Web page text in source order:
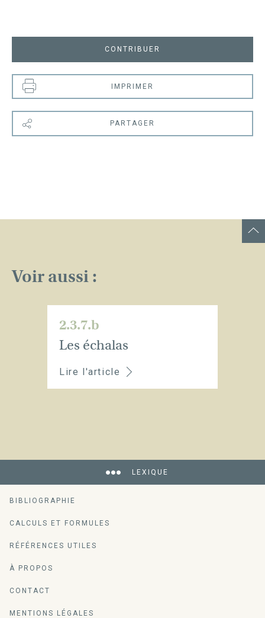
CONTRIBUER
IMPRIMER
PARTAGER
Voir aussi :
2.3.7.b
Les échalas
Lire l'article
LEXIQUE
BIBLIOGRAPHIE
CALCULS ET FORMULES
RÉFÉRENCES UTILES
À PROPOS
CONTACT
MENTIONS LÉGALES